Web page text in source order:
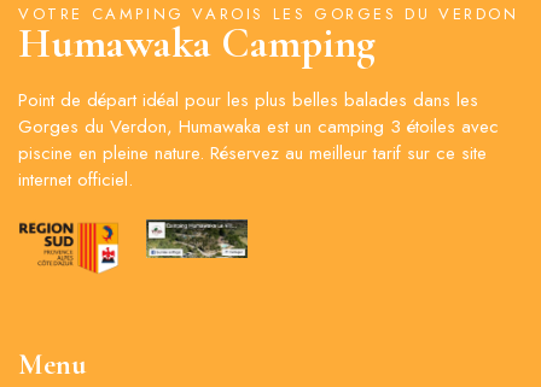
VOTRE CAMPING VAROIS LES GORGES DU VERDON
Humawaka Camping
Point de départ idéal pour les plus belles balades dans les
Gorges du Verdon, Humawaka est un camping 3 étoiles avec
piscine en pleine nature. Réservez au meilleur tarif sur ce site
internet officiel.
Menu